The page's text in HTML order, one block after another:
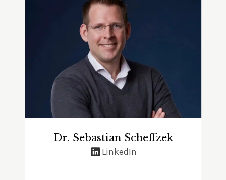
Dr. Sebastian Scheffzek
LinkedIn